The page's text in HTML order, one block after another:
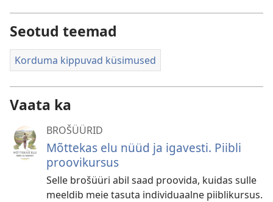
Seotud teemad
Korduma kippuvad küsimused
Vaata ka
BROŠÜÜRID
Mõttekas elu nüüd ja igavesti. Piibli
proovikursus
Selle brošüüri abil saad proovida, kuidas sulle
meeldib meie tasuta individuaalne piiblikursus.